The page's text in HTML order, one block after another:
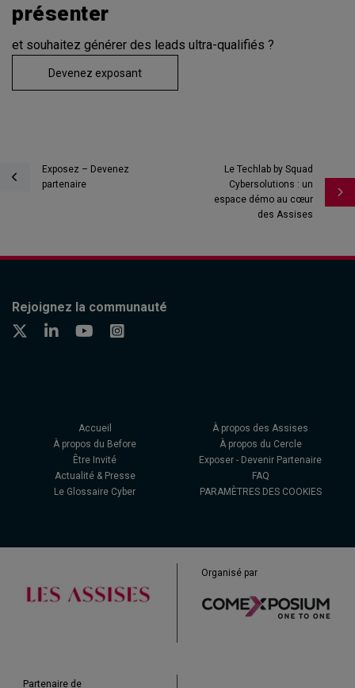
présenter
et souhaitez générer des leads ultra-qualifiés ?
Devenez exposant
Exposez – Devenez
partenaire
Le Techlab by Squad
Cybersolutions : un
espace démo au cœur
des Assises
Rejoignez la communauté
Accueil
À propos des Assises
À propos du Before
À propos du Cercle
Être Invité
Exposer - Devenir Partenaire
Actualité & Presse
FAQ
Le Glossaire Cyber
PARAMÈTRES DES COOKIES
Organisé par
Partenaire de